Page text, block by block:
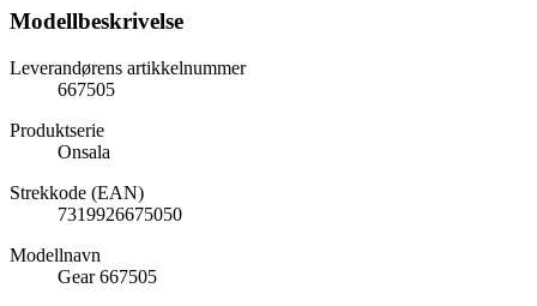
Modellbeskrivelse
Leverandørens artikkelnummer
667505
Produktserie
Onsala
Strekkode (EAN)
7319926675050
Modellnavn
Gear 667505